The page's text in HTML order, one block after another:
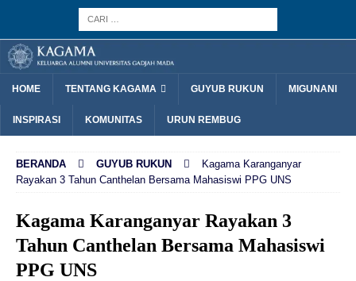
HOME TENTANG KAGAMA GUYUB RUKUN MIGUNANI
INSPIRASI KOMUNITAS URUN REMBUG
BERANDA GUYUB RUKUN
Kagama Karanganyar
Rayakan 3 Tahun Canthelan Bersama Mahasiswi PPG UNS
Kagama Karanganyar Rayakan 3
Tahun Canthelan Bersama Mahasiswi
PPG UNS